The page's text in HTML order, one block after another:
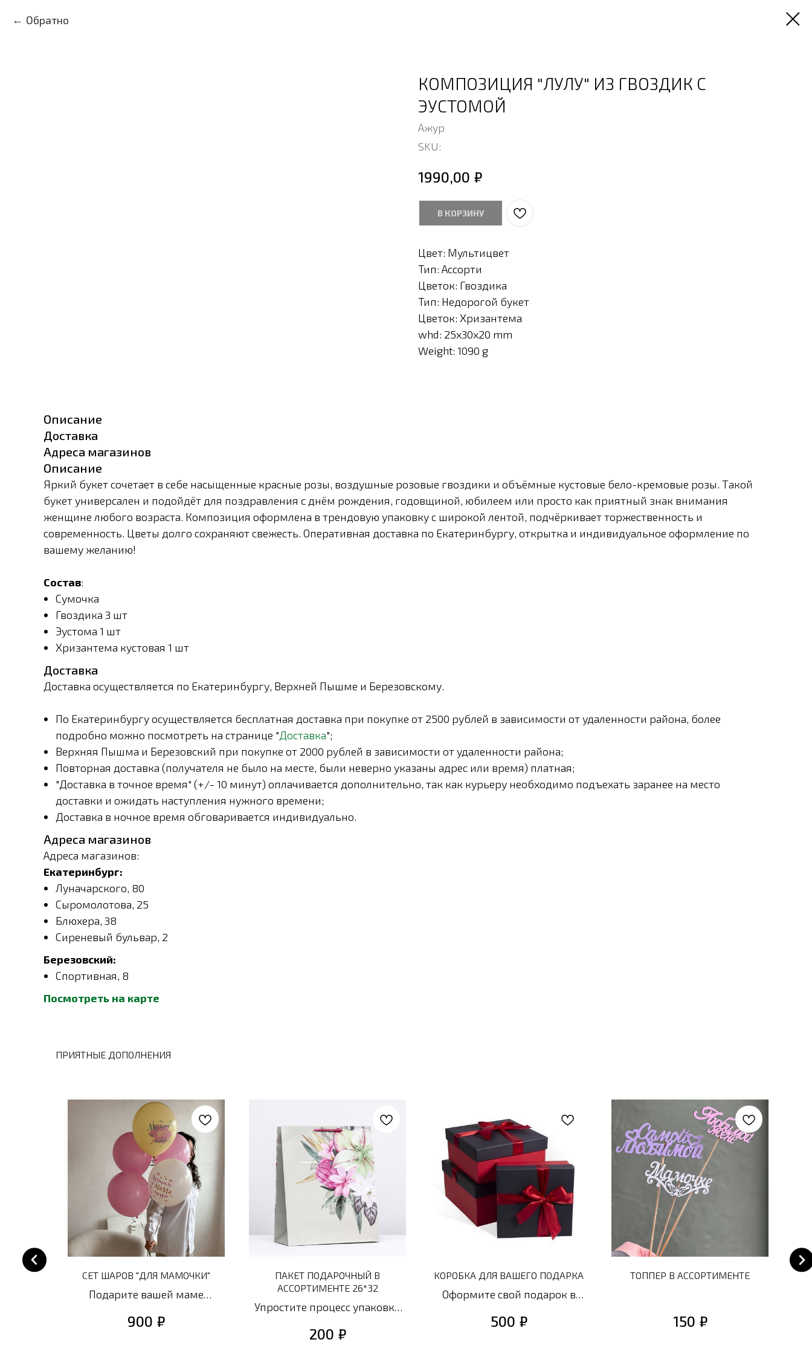
Обратно
КОМПОЗИЦИЯ "ЛУЛУ" ИЗ ГВОЗДИК С
ЭУСТОМОЙ
Ажур
SKU:
1990,00 ₽
В КОРЗИНУ
Цвет: Мультицвет
Тип: Ассорти
Цветок: Гвоздика
Тип: Недорогой букет
Цветок: Хризантема
whd: 25x30x20 mm
Weight: 1090 g
Описание
Доставка
Адреса магазинов
Описание
Яркий букет сочетает в себе насыщенные красные розы, воздушные розовые гвоздики и объёмные кустовые бело-кремовые розы. Такой
букет универсален и подойдёт для поздравления с днём рождения, годовщиной, юбилеем или просто как приятный знак внимания
женщине любого возраста. Композиция оформлена в трендовую упаковку с широкой лентой, подчёркивает торжественность и
современность. Цветы долго сохраняют свежесть. Оперативная доставка по Екатеринбургу, открытка и индивидуальное оформление по
вашему желанию!
Состав:
Сумочка
Гвоздика 3 шт
Эустома 1 шт
Хризантема кустовая 1 шт
Доставка
Доставка осуществляется по Екатеринбургу, Верхней Пышме и Березовскому.
По Екатеринбургу осуществляется бесплатная доставка при покупке от 2500 рублей в зависимости от удаленности района, более
подробно можно посмотреть на странице "Доставка";
Верхняя Пышма и Березовский при покупке от 2000 рублей в зависимости от удаленности района;
Повторная доставка (получателя не было на месте, были неверно указаны адрес или время) платная;
"Доставка в точное время" (+/- 10 минут) оплачивается дополнительно, так как курьеру необходимо подъехать заранее на место
доставки и ожидать наступления нужного времени;
Доставка в ночное время обговаривается индивидуально.
Адреса магазинов
Адреса магазинов:
Екатеринбург:
Луначарского, 80
Сыромолотова, 25
Блюхера, 38
Сиреневый бульвар, 2
Березовский:
Спортивная, 8
Посмотреть на карте
ПРИЯТНЫЕ ДОПОЛНЕНИЯ
СЕТ ШАРОВ "ДЛЯ МАМОЧКИ"
Подарите вашей маме
радость с этим великолепным
900 ₽
ПАКЕТ ПОДАРОЧНЫЙ В
АССОРТИМЕНТЕ 26*32
Упростите процесс упаковки
подарочными пакетами в
200 ₽
КОРОБКА ДЛЯ ВАШЕГО ПОДАРКА
Оформите свой подарок в
коробку!
500 ₽
ТОППЕР В АССОРТИМЕНТЕ
150 ₽